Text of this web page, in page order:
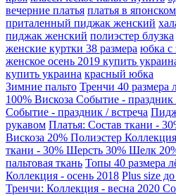
вечерние платья платья в
приталенный пиджак женский
пиджак женский полиэстер блузка
женские куртки 38 размера юбка с
женское осень 2019 купить
купить украина красный юбка
Зимние пальто Тренчи 40 размера
100% Вискоза Событие - праздник
Событие - праздник / встреча
рукавом Платья: Состав ткани -
Вискоза 20% Полиэстер
ткани - 30% Шерсть 30% Шелк
пальтовая ткань Топы 40 размера
Коллекция - осень 2018 Plus size
Тренчи: Коллекция - весна 2020